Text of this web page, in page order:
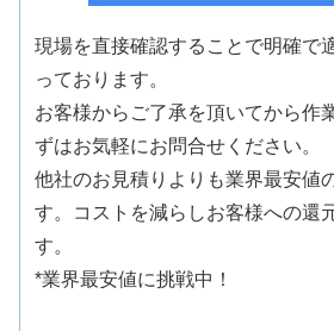
現場を直接確認することで明確で
っております。
お客様からご了承を頂いてから作
ずはお気軽にお問合せください。
他社のお見積りよりも業界最安値
す。コストを減らしお客様への還
す。
*業界最安値に挑戦中！